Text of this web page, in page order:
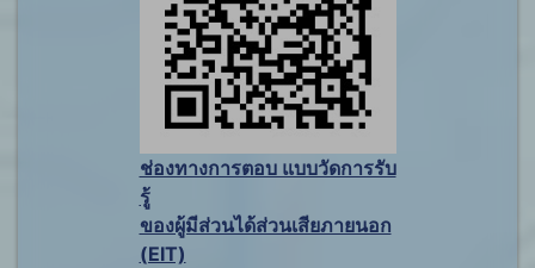
ช่องทางการตอบ แบบวัดการรับ
รู้
ของผู้มีส่วนได้ส่วนเสียภายนอก
(EIT)